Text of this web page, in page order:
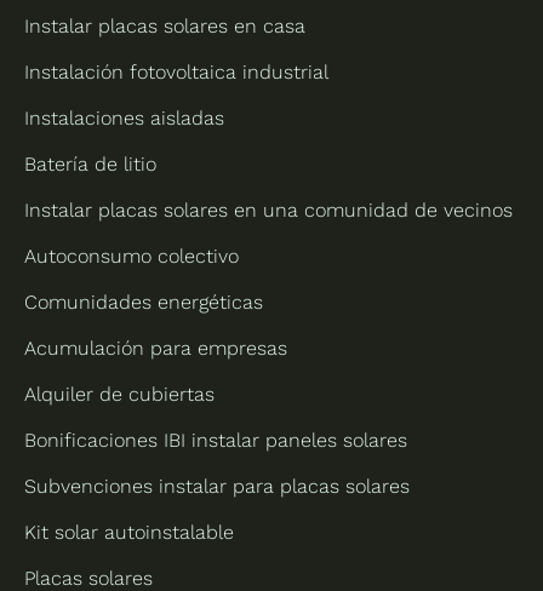
Instalar placas solares en casa
Instalación fotovoltaica industrial
Instalaciones aisladas
Batería de litio
Instalar placas solares en una comunidad de vecinos
Autoconsumo colectivo
Comunidades energéticas
Acumulación para empresas
Alquiler de cubiertas
Bonificaciones IBI instalar paneles solares
Subvenciones instalar para placas solares
Kit solar autoinstalable
Placas solares